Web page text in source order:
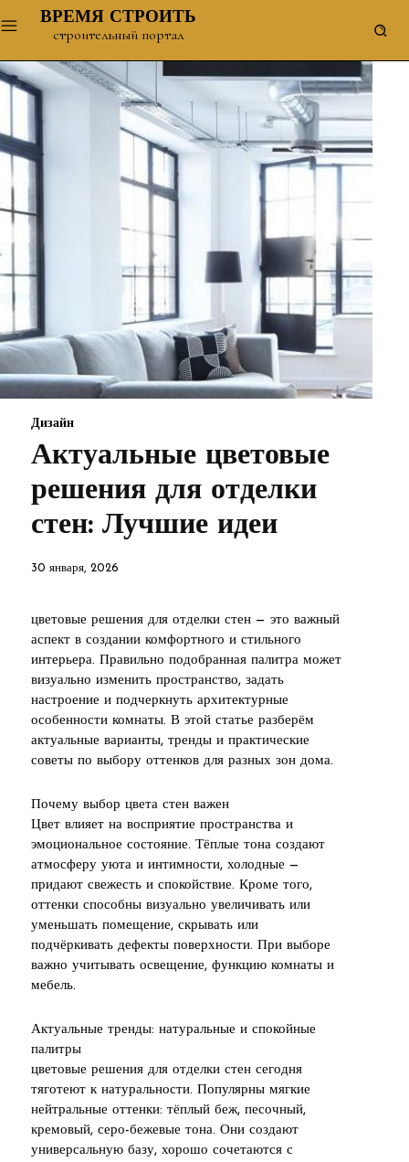
ВРЕМЯ СТРОИТЬ
строительный портал
Дизайн
Актуальные цветовые
решения для отделки
стен: Лучшие идеи
30 января, 2026
цветовые решения для отделки стен — это важный
аспект в создании комфортного и стильного
интерьера. Правильно подобранная палитра может
визуально изменить пространство, задать
настроение и подчеркнуть архитектурные
особенности комнаты. В этой статье разберём
актуальные варианты, тренды и практические
советы по выбору оттенков для разных зон дома.
Почему выбор цвета стен важен
Цвет влияет на восприятие пространства и
эмоциональное состояние. Тёплые тона создают
атмосферу уюта и интимности, холодные —
придают свежесть и спокойствие. Кроме того,
оттенки способны визуально увеличивать или
уменьшать помещение, скрывать или
подчёркивать дефекты поверхности. При выборе
важно учитывать освещение, функцию комнаты и
мебель.
Актуальные тренды: натуральные и спокойные
палитры
цветовые решения для отделки стен сегодня
тяготеют к натуральности. Популярны мягкие
нейтральные оттенки: тёплый беж, песочный,
кремовый, серо-бежевые тона. Они создают
универсальную базу, хорошо сочетаются с